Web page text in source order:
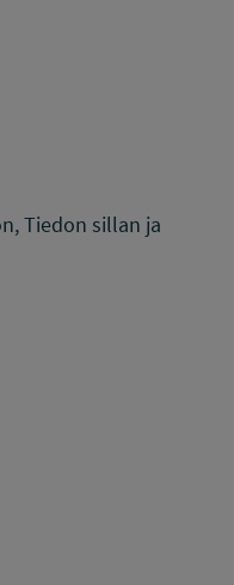
Tiedon sillan ja